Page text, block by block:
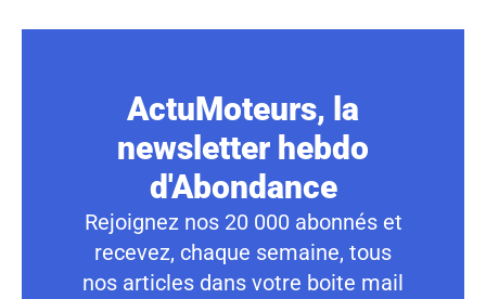
ActuMoteurs, la
newsletter hebdo
d'Abondance
Rejoignez nos 20 000 abonnés et
recevez, chaque semaine, tous
nos articles dans votre boite mail